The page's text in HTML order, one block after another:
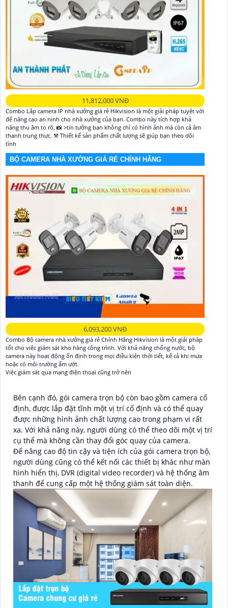
11,812,000 VNĐ
Combo Lắp camera IP nhà xưởng giá rẻ Hikvision là một giải pháp tuyệt vời
để nâng cao an ninh cho nhà xưởng của bạn. Combo này tích hợp khả
năng thu âm to rõ, 📸 >tin tưởng bạn không chỉ có hình ảnh mà còn cả âm
thanh trung thực. ⚒ Thiết kế sản phẩm chất lượng sẽ giúp bạn theo dõi
tình
BỘ CAMERA NHÀ XƯỞNG GIÁ RẺ CHÍNH HÃNG
6,093,200 VNĐ
Combo Bộ camera nhà xưởng giá rẻ Chính Hãng Hikvision là một giải pháp
tốt cho việc giám sát kho hàng công trình. Với khả năng chống nước, bộ
camera này hoạt động ổn định trong mọi điều kiện thời tiết, kể cả khi mưa
hoặc có môi trường ẩm ướt.
Việc giám sát qua mạng điện thoại cũng trở nên
Bên cạnh đó, gói camera trọn bộ còn bao gồm camera cố
định, được lắp đặt tĩnh một vị trí cố định và có thể quay
được những hình ảnh chất lượng cao trong phạm vi rất
xa. Với khả năng này, người dùng có thể theo dõi một vị trí
cụ thể mà không cần thay đổi góc quay của camera.
Để nâng cao độ tin cậy và tiện ích của gói camera trọn bộ,
người dùng cũng có thể kết nối các thiết bị khác như màn
hình hiển thị, DVR (digital video recorder) và hệ thống âm
thanh để cung cấp một hệ thống giám sát toàn diện.